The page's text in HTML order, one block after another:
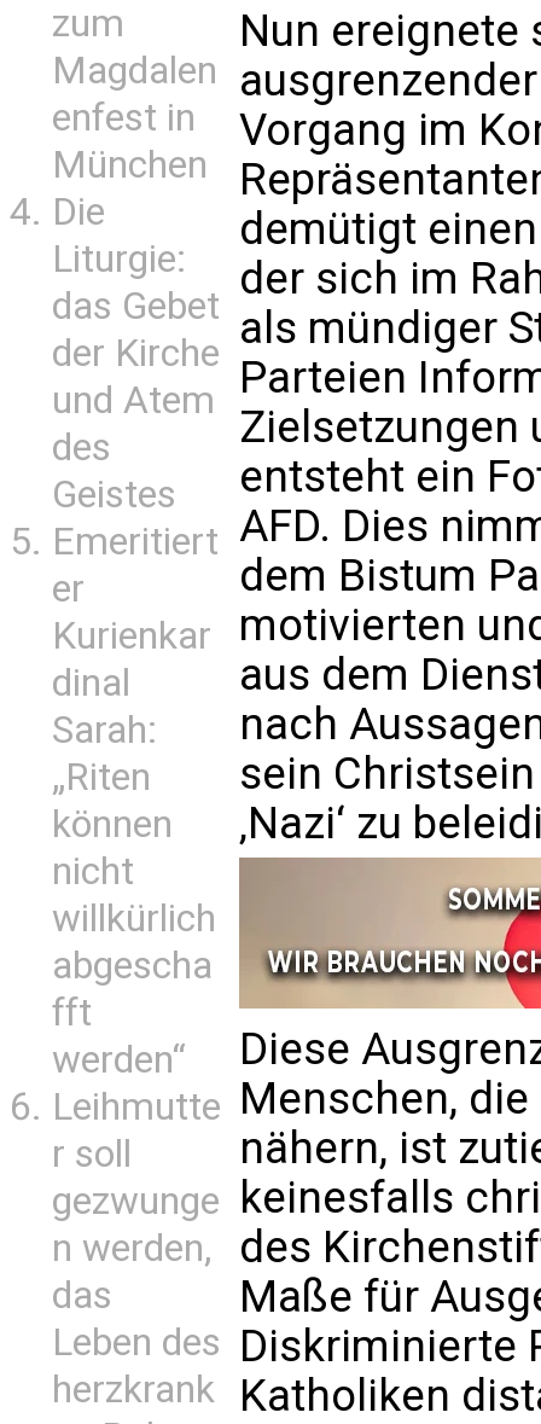
zum
Magdalen
enfest in
München
Die
Liturgie:
das Gebet
der Kirche
und Atem
des
Geistes
Emeritiert
er
Kurienkar
dinal
Sarah:
„Riten
können
nicht
willkürlich
abgescha
fft
werden“
Leihmutte
r soll
gezwunge
n werden,
das
Leben des
herzkrank
Nun ereignete
Vorgang im
demütigt
der sich im
als mündiger
Parteien
Zielsetzungen
entsteht ein
AFD. Dies
dem Bistum
motivierten
aus dem
nach
sein
‚Nazi‘ zu
Diese
Menschen,
nähern, ist
keinesfalls
des
Maße für
Diskriminierte
Katholiken